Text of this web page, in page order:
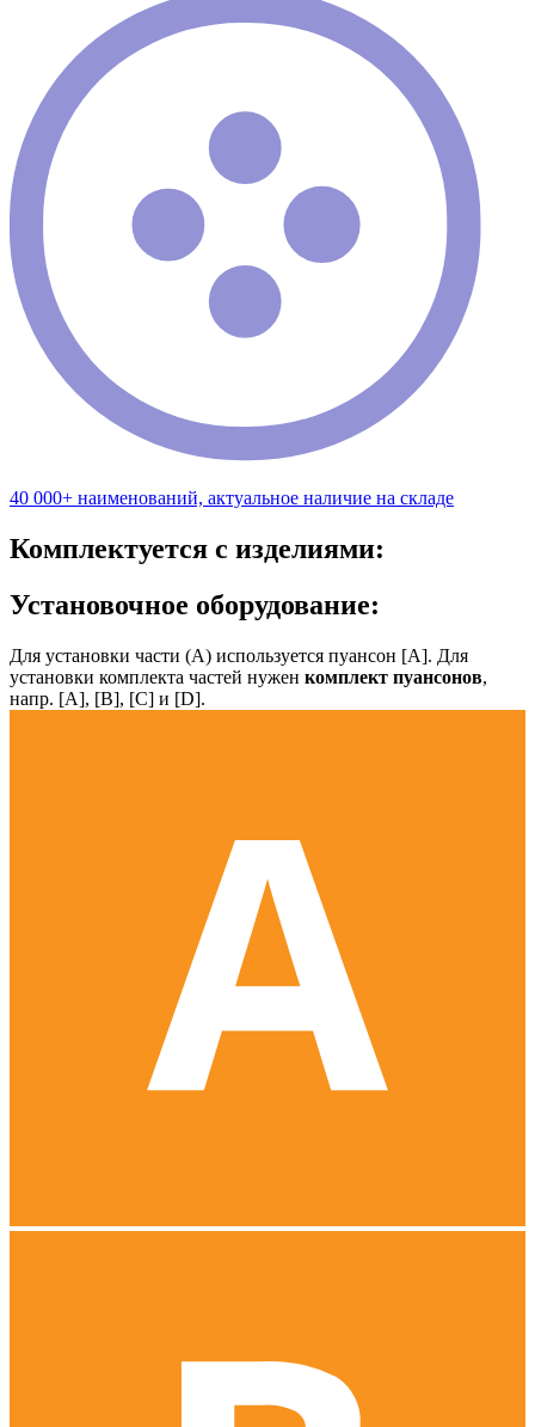
40 000+ наименований, актуальное наличие на складе
Комплектуется с изделиями:
Установочное оборудование:
Для установки части (А) используется пуансон [А]. Для
установки комплекта частей нужен комплект пуансонов,
напр. [А], [B], [С] и [D].